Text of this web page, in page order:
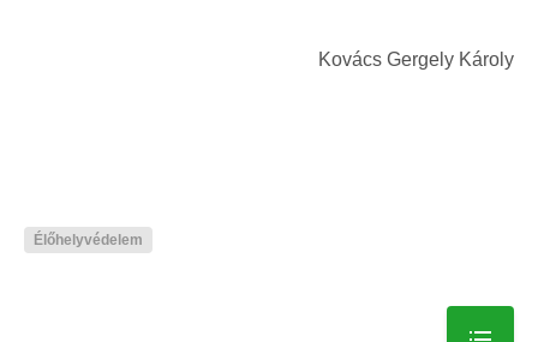
Kovács Gergely Károly
Élőhelyvédelem